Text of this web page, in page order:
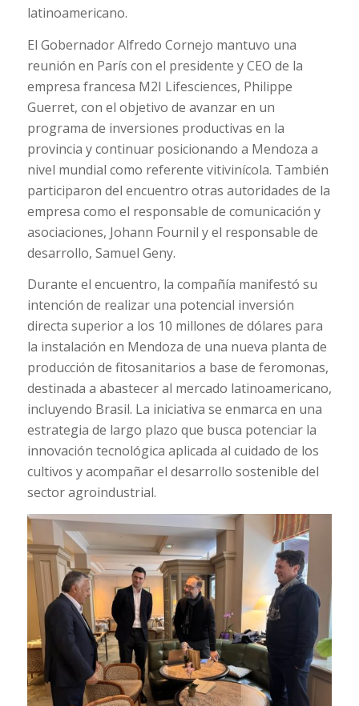
latinoamericano.
El Gobernador Alfredo Cornejo mantuvo una
reunión en París con el presidente y CEO de la
empresa francesa M2I Lifesciences, Philippe
Guerret, con el objetivo de avanzar en un
programa de inversiones productivas en la
provincia y continuar posicionando a Mendoza a
nivel mundial como referente vitivinícola. También
participaron del encuentro otras autoridades de la
empresa como el responsable de comunicación y
asociaciones, Johann Fournil y el responsable de
desarrollo, Samuel Geny.
Durante el encuentro, la compañía manifestó su
intención de realizar una potencial inversión
directa superior a los 10 millones de dólares para
la instalación en Mendoza de una nueva planta de
producción de fitosanitarios a base de feromonas,
destinada a abastecer al mercado latinoamericano,
incluyendo Brasil. La iniciativa se enmarca en una
estrategia de largo plazo que busca potenciar la
innovación tecnológica aplicada al cuidado de los
cultivos y acompañar el desarrollo sostenible del
sector agroindustrial.